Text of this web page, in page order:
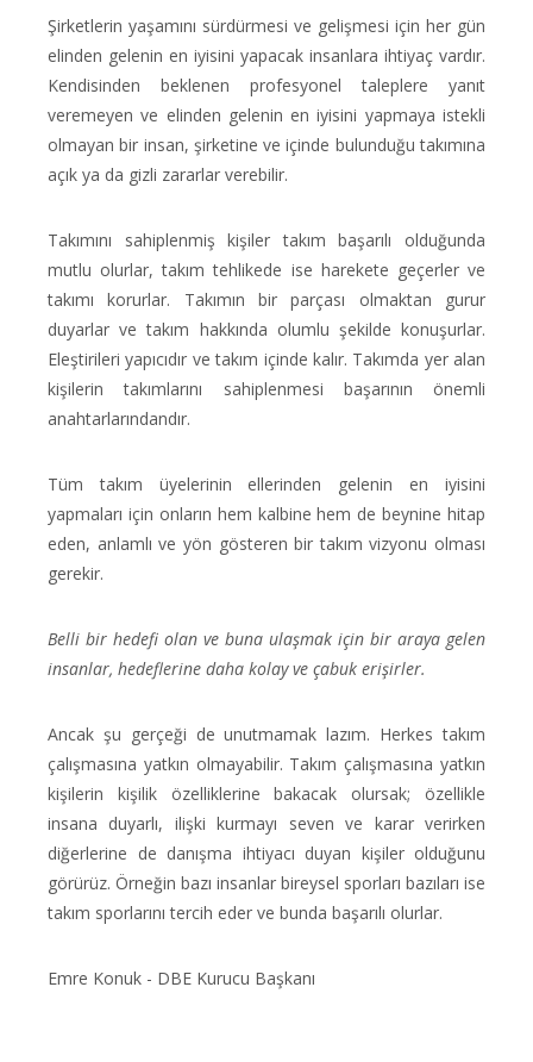
Şirketlerin yaşamını sürdürmesi ve gelişmesi için her gün
elinden gelenin en iyisini yapacak insanlara ihtiyaç vardır.
Kendisinden beklenen profesyonel taleplere yanıt
veremeyen ve elinden gelenin en iyisini yapmaya istekli
olmayan bir insan, şirketine ve içinde bulunduğu takımına
açık ya da gizli zararlar verebilir.
Takımını sahiplenmiş kişiler takım başarılı olduğunda
mutlu olurlar, takım tehlikede ise harekete geçerler ve
takımı korurlar. Takımın bir parçası olmaktan gurur
duyarlar ve takım hakkında olumlu şekilde konuşurlar.
Eleştirileri yapıcıdır ve takım içinde kalır. Takımda yer alan
kişilerin takımlarını sahiplenmesi başarının önemli
anahtarlarındandır.
Tüm takım üyelerinin ellerinden gelenin en iyisini
yapmaları için onların hem kalbine hem de beynine hitap
eden, anlamlı ve yön gösteren bir takım vizyonu olması
gerekir.
Belli bir hedefi olan ve buna ulaşmak için bir araya gelen
insanlar, hedeflerine daha kolay ve çabuk erişirler.
Ancak şu gerçeği de unutmamak lazım. Herkes takım
çalışmasına yatkın olmayabilir. Takım çalışmasına yatkın
kişilerin kişilik özelliklerine bakacak olursak; özellikle
insana duyarlı, ilişki kurmayı seven ve karar verirken
diğerlerine de danışma ihtiyacı duyan kişiler olduğunu
görürüz. Örneğin bazı insanlar bireysel sporları bazıları ise
takım sporlarını tercih eder ve bunda başarılı olurlar.
Emre Konuk - DBE Kurucu Başkanı